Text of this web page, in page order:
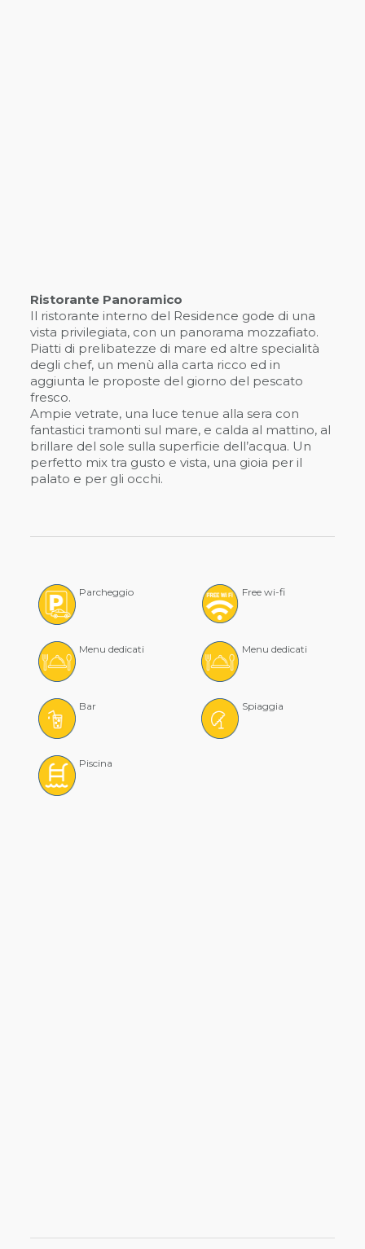
Ristorante Panoramico
Il ristorante interno del Residence gode di una
vista privilegiata, con un panorama mozzafiato.
Piatti di prelibatezze di mare ed altre specialità
degli chef, un menù alla carta ricco ed in
aggiunta le proposte del giorno del pescato
fresco.
Ampie vetrate, una luce tenue alla sera con
fantastici tramonti sul mare, e calda al mattino, al
brillare del sole sulla superficie dell’acqua. Un
perfetto mix tra gusto e vista, una gioia per il
palato e per gli occhi.
Parcheggio Free wi-fi
Menu dedicati Menu dedicati
Bar Spiaggia
Piscina